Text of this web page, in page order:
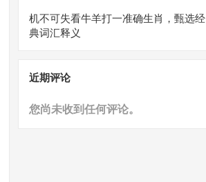
机不可失看牛羊打一准确生肖，甄选经
典词汇释义
近期评论
您尚未收到任何评论。